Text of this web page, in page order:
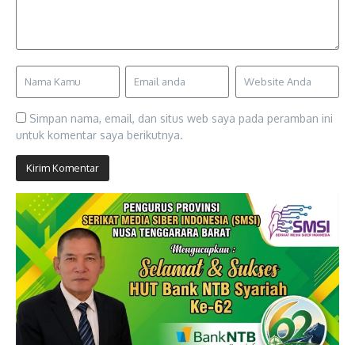
Simpan nama, email, dan situs web saya pada peramban ini
untuk komentar saya berikutnya.